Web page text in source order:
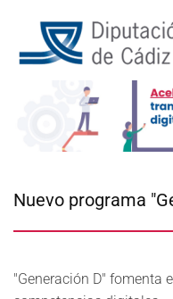
Nuevo programa
"Generación D" fomenta